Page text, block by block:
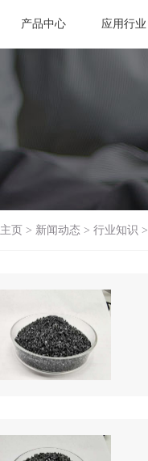
产品中心 应用行业
主页 > 新闻动态 > 行业知识 >